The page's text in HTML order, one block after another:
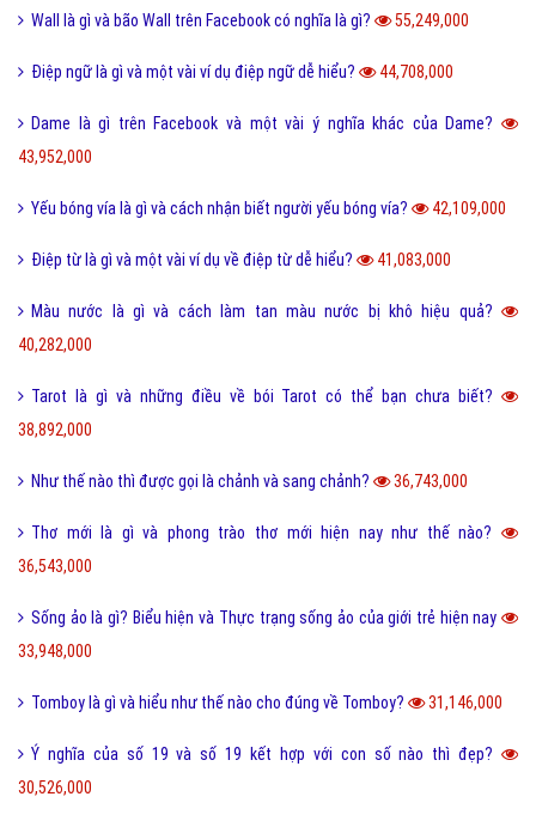
Wall là gì và bão Wall trên Facebook có nghĩa là gì? 55,249,000
Điệp ngữ là gì và một vài ví dụ điệp ngữ dễ hiểu? 44,708,000
Dame là gì trên Facebook và một vài ý nghĩa khác của Dame?
43,952,000
Yếu bóng vía là gì và cách nhận biết người yếu bóng vía? 42,109,000
Điệp từ là gì và một vài ví dụ về điệp từ dễ hiểu? 41,083,000
Màu nước là gì và cách làm tan màu nước bị khô hiệu quả?
40,282,000
Tarot là gì và những điều về bói Tarot có thể bạn chưa biết?
38,892,000
Như thế nào thì được gọi là chảnh và sang chảnh? 36,743,000
Thơ mới là gì và phong trào thơ mới hiện nay như thế nào?
36,543,000
Sống ảo là gì? Biểu hiện và Thực trạng sống ảo của giới trẻ hiện nay
33,948,000
Tomboy là gì và hiểu như thế nào cho đúng về Tomboy? 31,146,000
Ý nghĩa của số 19 và số 19 kết hợp với con số nào thì đẹp?
30,526,000